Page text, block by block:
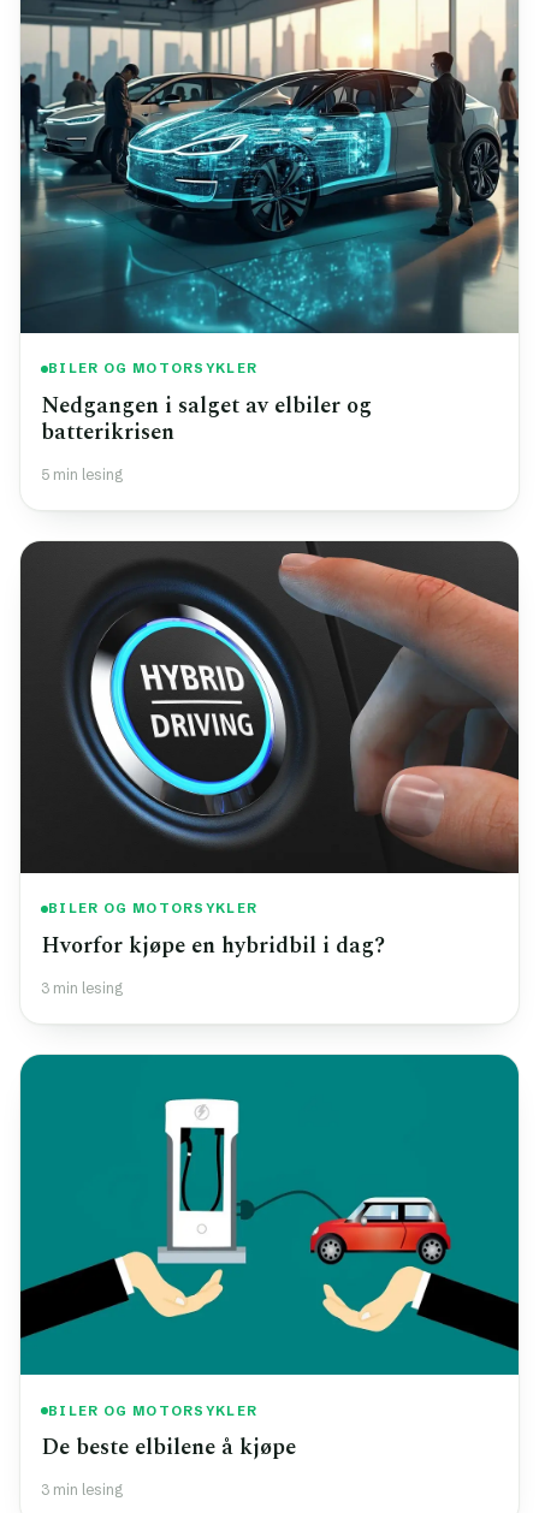
BILER OG MOTORSYKLER
Nedgangen i salget av elbiler og
batterikrisen
5 min lesing
BILER OG MOTORSYKLER
Hvorfor kjøpe en hybridbil i dag?
3 min lesing
BILER OG MOTORSYKLER
De beste elbilene å kjøpe
3 min lesing